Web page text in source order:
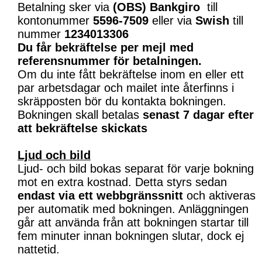
Betalning sker via (OBS) Bankgiro till
kontonummer 5596-7509 eller via Swish till
nummer 1234013306
Du får bekräftelse per mejl med
referensnummer för betalningen.
Om du inte fått bekräftelse inom en eller ett
par arbetsdagar och mailet inte återfinns i
skräpposten bör du kontakta bokningen.
Bokningen skall betalas senast 7 dagar efter
att bekräftelse skickats
Ljud och bild
Ljud- och bild bokas separat för varje bokning
mot en extra kostnad. Detta styrs sedan
endast via ett webbgränssnitt och aktiveras
per automatik med bokningen. Anläggningen
går att använda från att bokningen startar till
fem minuter innan bokningen slutar, dock ej
nattetid.